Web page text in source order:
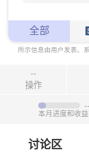
全部
所示信息由用户发表、
--
操作
--
本月进度和收
讨论区